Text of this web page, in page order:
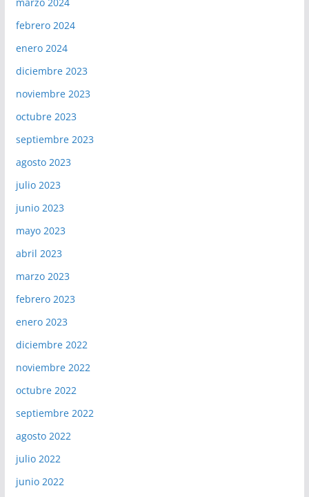
febrero 2024
enero 2024
diciembre 2023
noviembre 2023
octubre 2023
septiembre 2023
agosto 2023
julio 2023
junio 2023
mayo 2023
abril 2023
marzo 2023
febrero 2023
enero 2023
diciembre 2022
noviembre 2022
octubre 2022
septiembre 2022
agosto 2022
julio 2022
junio 2022